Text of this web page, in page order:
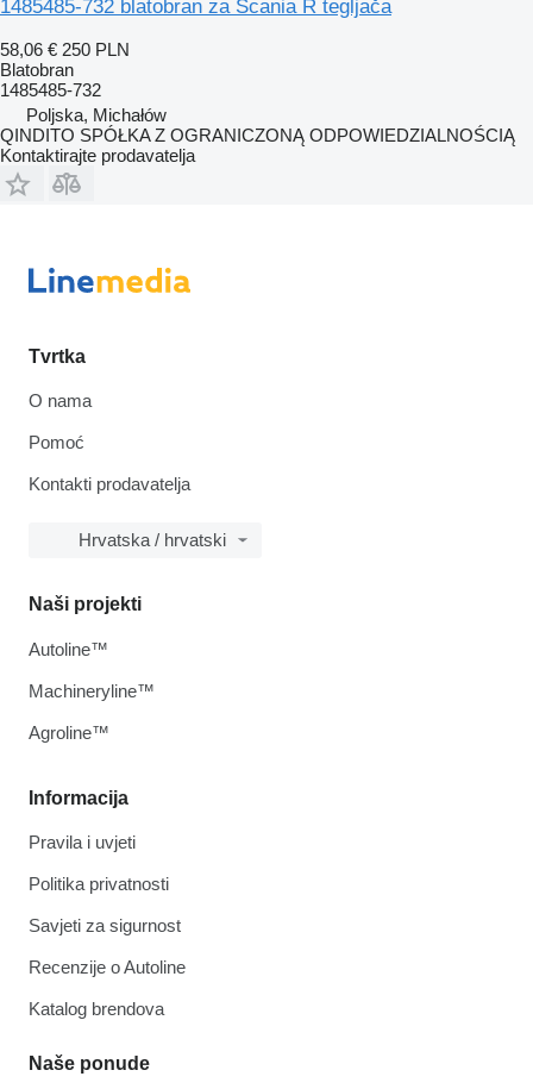
1485485-732 blatobran za Scania R tegljača
58,06 € 250 PLN
Blatobran
1485485-732
Poljska, Michałów
QINDITO SPÓŁKA Z OGRANICZONĄ ODPOWIEDZIALNOŚCIĄ
Kontaktirajte prodavatelja
Tvrtka
O nama
Pomoć
Kontakti prodavatelja
Hrvatska / hrvatski
Informacija
Pravila i uvjeti
Politika privatnosti
Savjeti za sigurnost
Recenzije o Autoline
Katalog brendova
Naše ponude
Naši projekti
Autoline™
Machineryline™
Agroline™